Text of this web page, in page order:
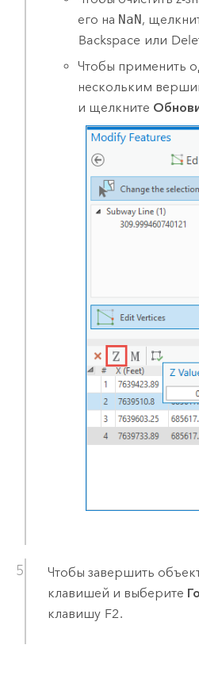
его на NaN,
Backspace или
Чтобы применить
нескольким
и щелкните
Чтобы завершить
клавишей и выберите
клавишу F2.